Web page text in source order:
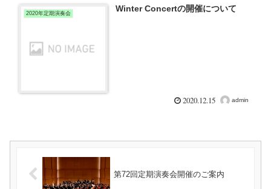
2020年定期演奏会 Winter Concertの開催について
2020.12.15 admin
第72回定期演奏会開催のご案内